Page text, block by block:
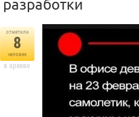
разработки
отметили
8
человек
в архиве